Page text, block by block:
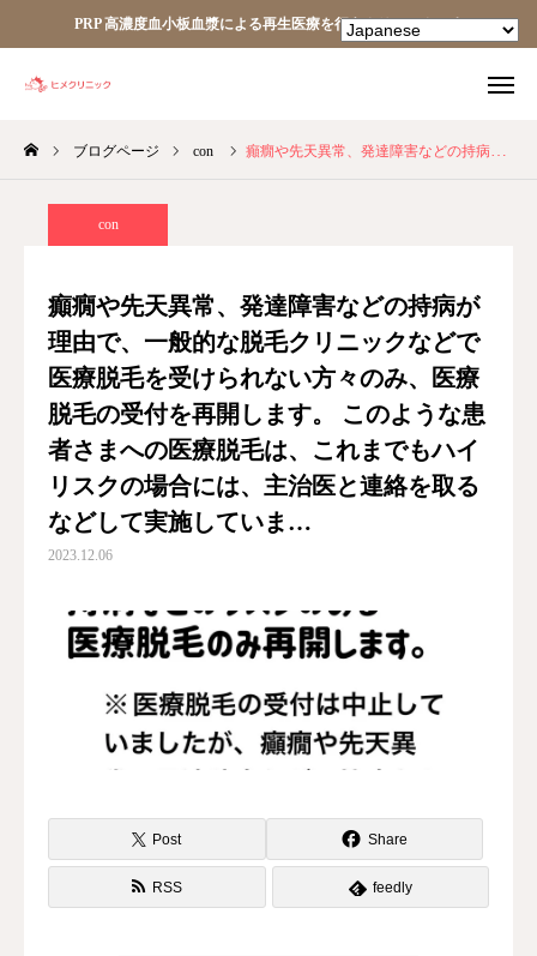
PRP 高濃度血小板血漿による再生医療を行うクリニックです
ブログページ con 癲癇や先天異常、発達障害などの持病が理由で、一般的な脱毛クリニックなどで医療脱毛を受けられない方々のみ、医療脱毛の受付を再開します。 このような患者さまへの医療脱毛は、これまでもハイリスクの場合には、主治医と連絡を取るなどして実施していま…
con
癲癇や先天異常、発達障害などの持病が
理由で、一般的な脱毛クリニックなどで
医療脱毛を受けられない方々のみ、医療
脱毛の受付を再開します。 このような患
者さまへの医療脱毛は、これまでもハイ
リスクの場合には、主治医と連絡を取る
などして実施していま…
2023.12.06
Post Share
RSS feedly
TEL facebook
Instagram
あなたの細胞が、あなたを治す。
ヒメクリニック
ヒメクリニック通信
ニュース
診療案内
診察予約
第三種再生医療